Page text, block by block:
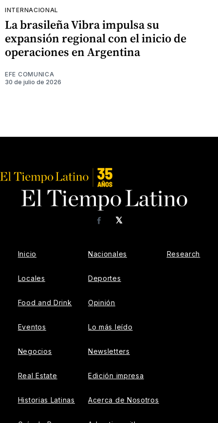
INTERNACIONAL
La brasileña Vibra impulsa su
expansión regional con el inicio de
operaciones en Argentina
EFE COMUNICA
30 de julio de 2026
𝕏
Facebook
Inicio
Locales
Food and Drink
Eventos
Negocios
Real Estate
Historias Latinas
Nacionales
Deportes
Opinión
Lo más leído
Newsletters
Edición impresa
Acerca de Nosotros
Research